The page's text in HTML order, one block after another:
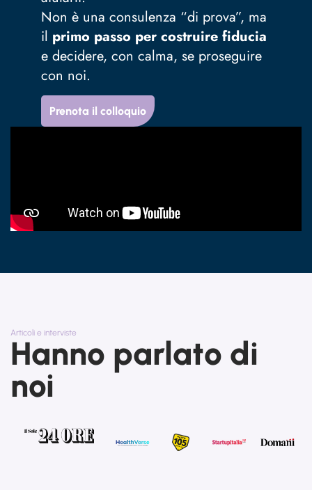
Non è una consulenza “di prova”, ma
il primo passo per costruire fiducia
e decidere, con calma, se proseguire
con noi.
Prenota il colloquio
Articoli e interviste
Hanno parlato di
noi